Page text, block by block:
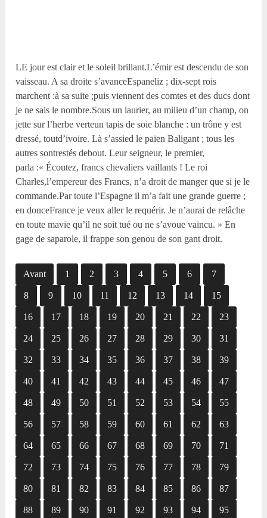
LE jour est clair et le soleil brillant.L’émir est descendu de son
vaisseau. A sa droite s’avanceEspaneliz ; dix-sept rois
marchent :à sa suite ;puis viennent des comtes et des ducs dont
je ne sais le nombre.Sous un laurier, au milieu d’un champ, on
jette sur l’herbe verteun tapis de soie blanche : un trône y est
dressé, toutd’ivoire. Là s’assied le païen Baligant ; tous les
autres sontrestés debout. Leur seigneur, le premier,
parla :« Écoutez, francs chevaliers vaillants ! Le roi
Charles,l’empereur des Francs, n’a droit de manger que si je le
commande.Par toute l’Espagne il m’a fait une grande guerre ;
en douceFrance je veux aller le requérir. Je n’aurai de relâche
en toute mavie qu’il ne soit tué ou ne s’avoue vaincu. » En
gage de saparole, il frappe son genou de son gant droit.
Avant 1 2 3 4 5 6 7
8 9 10 11 12 13 14 15
16 17 18 19 20 21 22 23
24 25 26 27 28 29 30 31
32 33 34 35 36 37 38 39
40 41 42 43 44 45 46 47
48 49 50 51 52 53 54 55
56 57 58 59 60 61 62 63
64 65 66 67 68 69 70 71
72 73 74 75 76 77 78 79
80 81 82 83 84 85 86 87
88 89 90 91 92 93 94 95